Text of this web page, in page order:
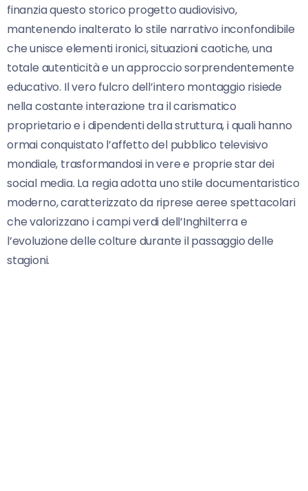
finanzia questo storico progetto audiovisivo,
mantenendo inalterato lo stile narrativo inconfondibile
che unisce elementi ironici, situazioni caotiche, una
totale autenticità e un approccio sorprendentemente
educativo. Il vero fulcro dell’intero montaggio risiede
nella costante interazione tra il carismatico
proprietario e i dipendenti della struttura, i quali hanno
ormai conquistato l’affetto del pubblico televisivo
mondiale, trasformandosi in vere e proprie star dei
social media. La regia adotta uno stile documentaristico
moderno, caratterizzato da riprese aeree spettacolari
che valorizzano i campi verdi dell’Inghilterra e
l’evoluzione delle colture durante il passaggio delle
stagioni.